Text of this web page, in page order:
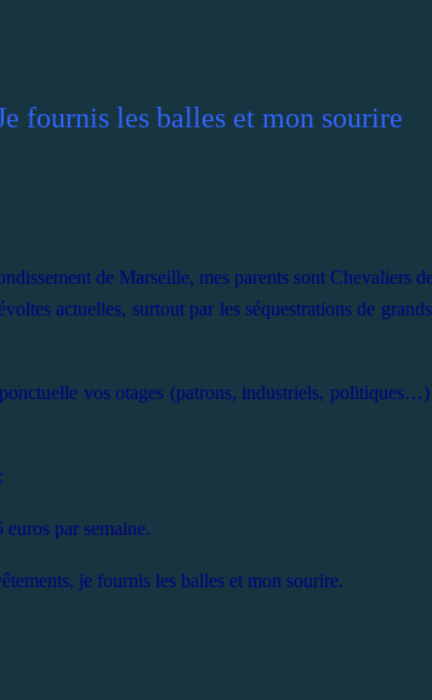
fournis les balles et mon sourire
de Marseille, mes parents sont Chevaliers
actuelles, surtout par les séquestrations de
vos otages (patrons, industriels,
par semaine.
je fournis les balles et mon sourire.